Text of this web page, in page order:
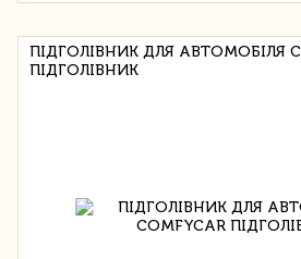
ПІДГОЛІВНИК ДЛЯ АВТОМОБІЛЯ
ПІДГОЛІВНИК